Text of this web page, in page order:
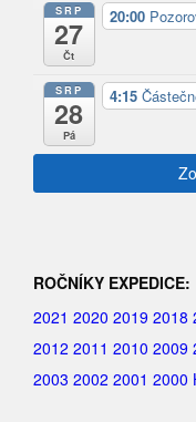
SRP
27
Čt
20:00
SRP
28
Pá
4:15
ROČNÍKY EXPEDICE:
2021 2020 2019 2018
2012 2011 2010 2009
2003 2002 2001 2000